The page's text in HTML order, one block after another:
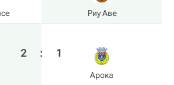
Риу Аве
2 : 1
Арока